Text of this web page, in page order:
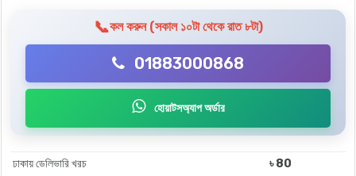
📞কল করুন (সকাল ১০টা থেকে রাত ৮টা)
01883000868
হোয়াটসঅ্যাপ অর্ডার
ঢাকায় ডেলিভারি খরচ
৳ 80